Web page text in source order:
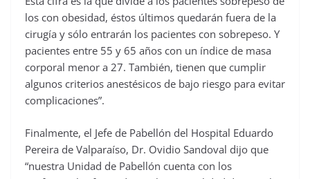
los con obesidad, éstos últimos quedarán fuera de la
cirugía y sólo entrarán los pacientes con sobrepeso. Y
pacientes entre 55 y 65 años con un índice de masa
corporal menor a 27. También, tienen que cumplir
algunos criterios anestésicos de bajo riesgo para evitar
complicaciones”.
Finalmente, el Jefe de Pabellón del Hospital Eduardo
Pereira de Valparaíso, Dr. Ovidio Sandoval dijo que
“nuestra Unidad de Pabellón cuenta con los